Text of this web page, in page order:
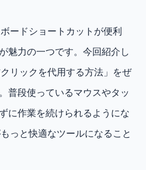
ードショートカットが便利
魅力の一つです。今回紹介し
リックを代用する方法」をぜ
普段使っているマウスやタッ
に作業を続けられるようにな
っと快適なツールになること